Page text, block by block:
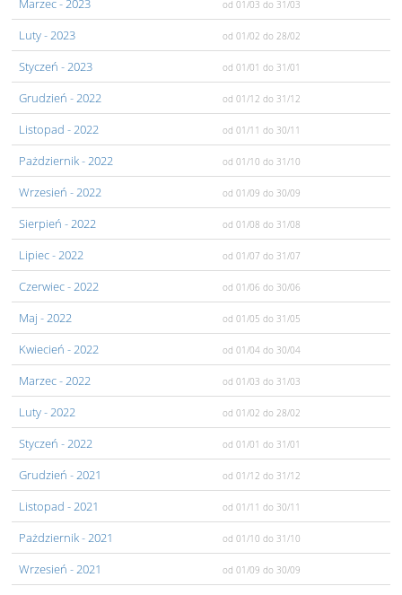
Marzec- 2023 od 01/03 do 31/03
Luty- 2023 od 01/02 do 28/02
Styczeń - 2023 od 01/01 do 31/01
Grudzień - 2022 od 01/12 do 31/12
Listopad - 2022 od 01/11 do 30/11
Pażdziernik- 2022 od 01/10 do 31/10
Wrzesień - 2022 od 01/09 do 30/09
Sierpień - 2022 od 01/08 do 31/08
Lipiec- 2022 od 01/07 do 31/07
Czerwiec- 2022 od 01/06 do 30/06
Maj - 2022 od 01/05 do 31/05
Kwiecień - 2022 od 01/04 do 30/04
Marzec- 2022 od 01/03 do 31/03
Luty- 2022 od 01/02 do 28/02
Styczeń - 2022 od 01/01 do 31/01
Grudzień - 2021 od 01/12 do 31/12
Listopad - 2021 od 01/11 do 30/11
Pażdziernik- 2021 od 01/10 do 31/10
Wrzesień - 2021 od 01/09 do 30/09